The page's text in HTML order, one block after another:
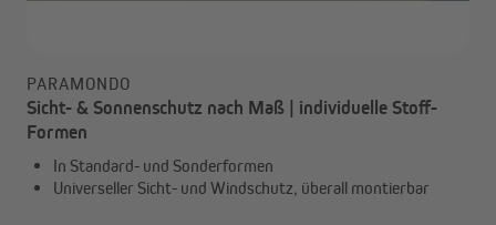
PARAMONDO
Sicht- & Sonnenschutz nach Maß | individuelle Stoff-
Formen
In Standard- und Sonderformen
Universeller Sicht- und Windschutz, überall montierbar